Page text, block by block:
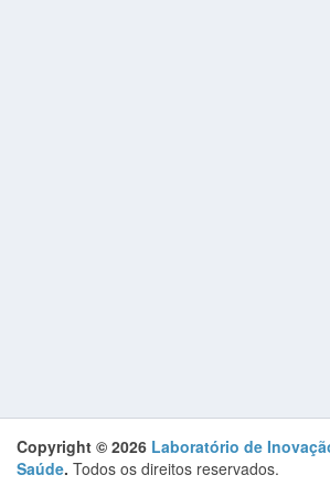
Copyright © 2026 Laboratório de
Saúde. Todos os direitos reservados.